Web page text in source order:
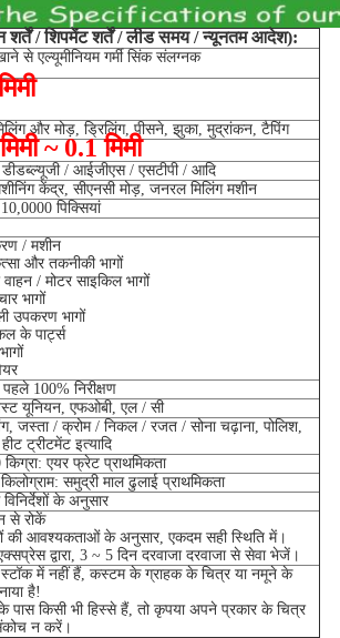
शर्तें / शिपमेंट शर्तें / लीड समय / न्यूनतम आदेश):
से एल्यूमीनियम गर्मी सिंक संलग्नक
और मोड़, ड्रिलिंग, पीसने, झुका, मुद्रांकन, टैपिंग
~ 0.1 मिमी
डीडब्ल्यूजी / आईजीएस / एसटीपी / आदि
केंद्र, सीएनसी मोड़, जनरल मिलिंग मशीन
पिक्सियां
/ मशीन
और तकनीकी भागों
वाहन / मोटर साइकिल भागों
भागों
उपकरण भागों
के पार्ट्स
100% निरीक्षण
यूनियन, एफओबी, एल / सी
जस्ता / क्रोम / निकल / रजत / सोना चढ़ाना, पोलिश,
ट्रीटमेंट इत्यादि
एयर फ्रेट प्राथमिकता
समुद्री माल ढुलाई प्राथमिकता
के अनुसार
से रोकें
की आवश्यकताओं के अनुसार, एकदम सही स्थिति में।
द्वारा, 3 ~ 5 दिन दरवाजा दरवाजा से सेवा भेजें।
स्टॉक में नहीं हैं, कस्टम के ग्राहक के चित्र या नमूने के
है!
किसी भी हिस्से हैं, तो कृपया अपने प्रकार के चित्र
न करें।